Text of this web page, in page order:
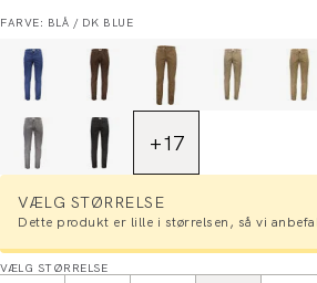
FARVE: BLÅ / DK BLUE
+17
VÆLG STØRRELSE
Dette produkt er lille i størrelsen, så vi
VÆLG STØRRELSE